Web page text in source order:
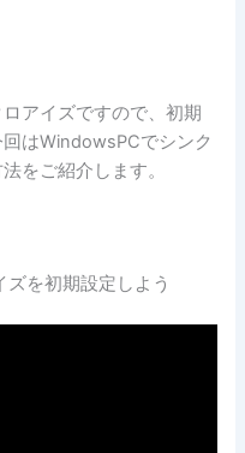
アイズですので、初期
はWindowsPCでシンク
をご紹介します。
を初期設定しよう